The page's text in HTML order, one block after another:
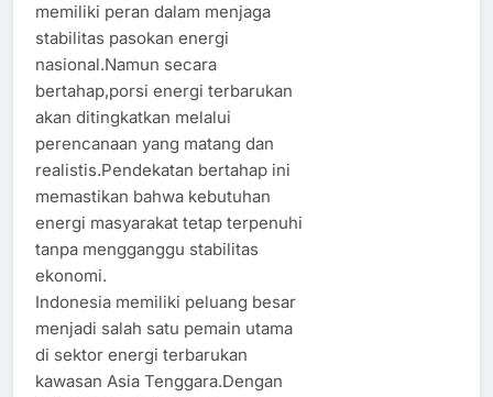
memiliki peran dalam menjaga
stabilitas pasokan energi
nasional.Namun secara
bertahap,porsi energi terbarukan
akan ditingkatkan melalui
perencanaan yang matang dan
realistis.Pendekatan bertahap ini
memastikan bahwa kebutuhan
energi masyarakat tetap terpenuhi
tanpa mengganggu stabilitas
ekonomi.
Indonesia memiliki peluang besar
menjadi salah satu pemain utama
di sektor energi terbarukan
kawasan Asia Tenggara.Dengan